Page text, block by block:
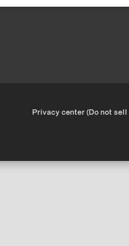
Privacy center (Do not